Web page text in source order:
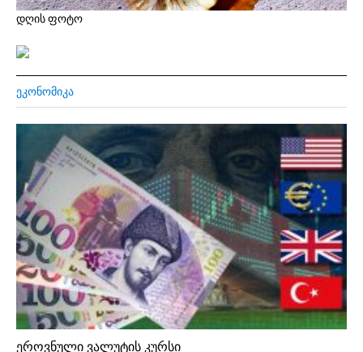
დღის ფოტო
ᲔᲙᲝᲜᲝᲛᲘᲙᲐ
ეროვნული ვალუტის კურსი